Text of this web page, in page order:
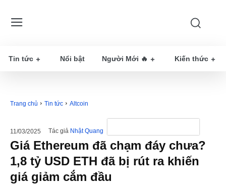
Tin tức Nổi bật Người Mới 🔥 Kiến thức
Trang chủ Tin tức Altcoin
11/03/2025 Tác giả Nhật Quang
Giá Ethereum đã chạm đáy chưa?
1,8 tỷ USD ETH đã bị rút ra khiến
giá giảm cắm đầu